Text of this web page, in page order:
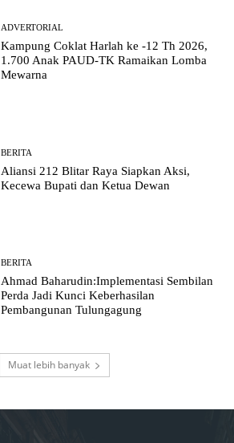
ADVERTORIAL
Kampung Coklat Harlah ke -12 Th 2026,
1.700 Anak PAUD-TK Ramaikan Lomba
Mewarna
BERITA
Aliansi 212 Blitar Raya Siapkan Aksi,
Kecewa Bupati dan Ketua Dewan
BERITA
Ahmad Baharudin:Implementasi Sembilan
Perda Jadi Kunci Keberhasilan
Pembangunan Tulungagung
Muat lebih banyak